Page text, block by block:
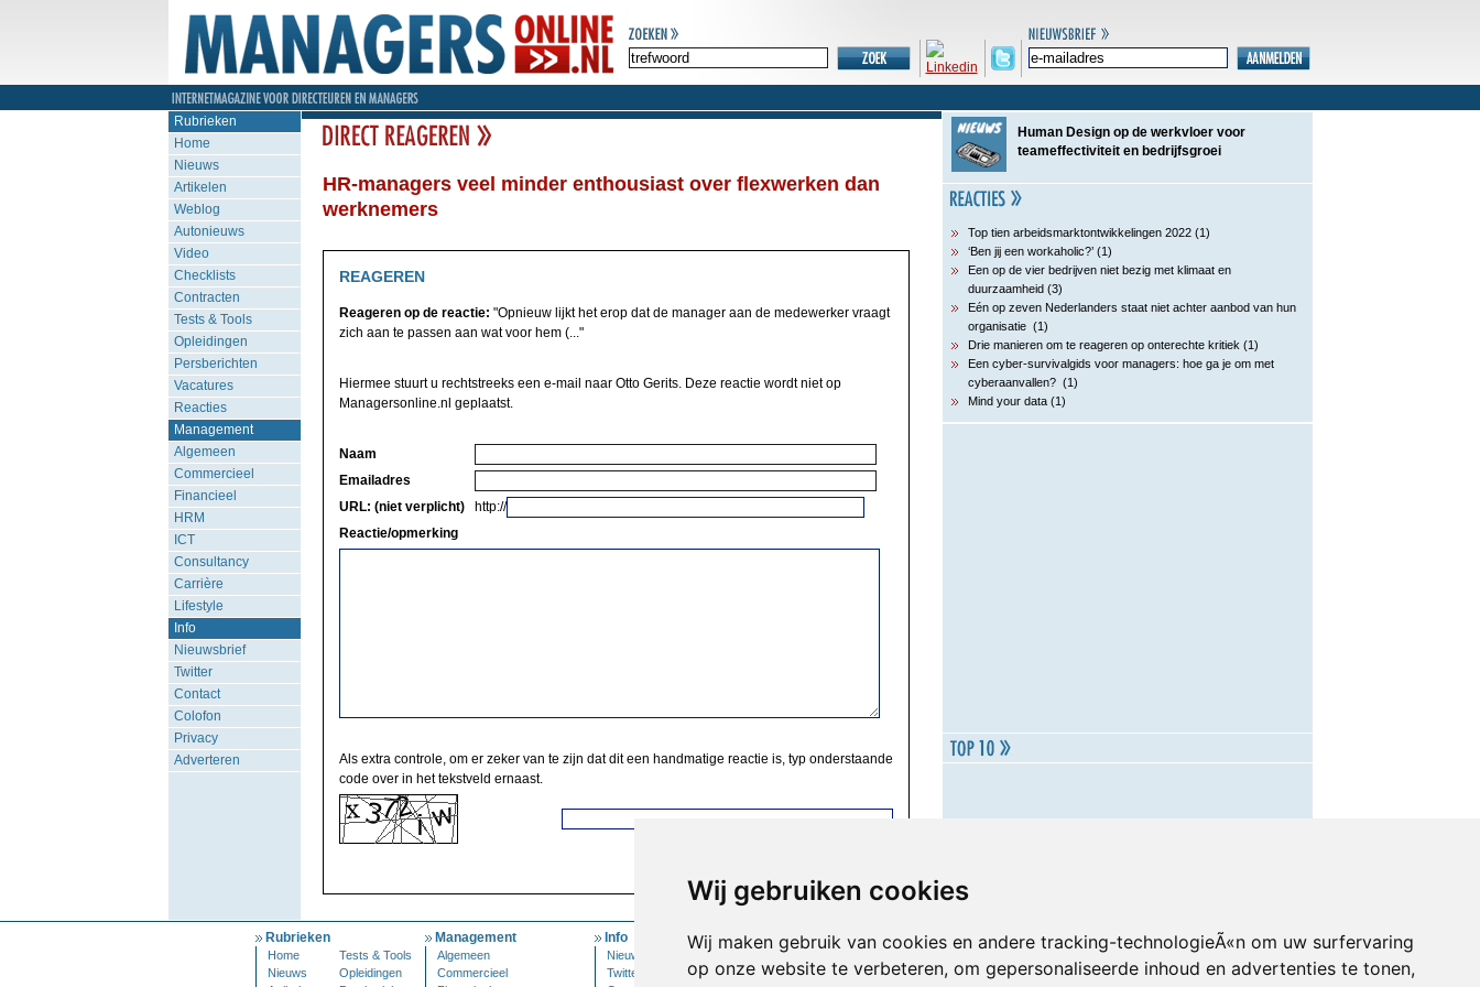
Wij gebruiken cookies
Wij maken gebruik van cookies en andere tracking-technologieÃ«n om uw surfervaring
op onze website te verbeteren, om gepersonaliseerde inhoud en advertenties te tonen,
Rubrieken
Home
Nieuws
Artikelen
Weblog
Autonieuws
Video
Checklists
Contracten
Tests & Tools
Opleidingen
Persberichten
Vacatures
Reacties
Management
Algemeen
Commercieel
Financieel
HRM
ICT
Consultancy
Carrière
Lifestyle
Info
Nieuwsbrief
Twitter
Contact
Colofon
Privacy
Adverteren
HR-managers veel minder enthousiast over flexwerken dan
werknemers
REAGEREN
Reageren op de reactie: "Opnieuw lijkt het erop dat de manager aan de medewerker vraagt
zich aan te passen aan wat voor hem (..."
Hiermee stuurt u rechtstreeks een e-mail naar Otto Gerits. Deze reactie wordt niet op
Managersonline.nl geplaatst.
Naam
Emailadres
URL: (niet verplicht)
http://
Reactie/opmerking
Als extra controle, om er zeker van te zijn dat dit een handmatige reactie is, typ onderstaande
code over in het tekstveld ernaast.
Human Design op de werkvloer voor
teameffectiviteit en bedrijfsgroei
Top tien arbeidsmarktontwikkelingen 2022 (1)
‘Ben jij een workaholic?’ (1)
Een op de vier bedrijven niet bezig met klimaat en
duurzaamheid (3)
Eén op zeven Nederlanders staat niet achter aanbod van hun
organisatie (1)
Drie manieren om te reageren op onterechte kritiek (1)
Een cyber-survivalgids voor managers: hoe ga je om met
cyberaanvallen? (1)
Mind your data (1)
Rubrieken
Home
Tests & Tools
Nieuws
Opleidingen
Management
Algemeen
Commercieel
Info
Nieuwsbrief
Twitter
Mijn Account
Inloggen